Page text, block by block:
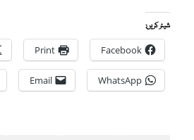
شیئر کریں:
Facebook
Print
WhatsApp
Email